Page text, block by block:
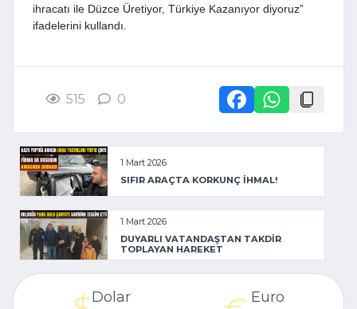
ihracatı ile Düzce Üretiyor, Türkiye Kazanıyor diyoruz”
ifadelerini kullandı.
515 0
1 Mart 2026
SIFIR ARAÇTA KORKUNÇ İHMAL!
1 Mart 2026
DUYARLI VATANDAŞTAN TAKDİR
TOPLAYAN HAREKET
Dolar
Euro